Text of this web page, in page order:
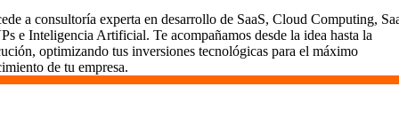
a consultoría experta en desarrollo de SaaS, Cloud Computing,
e Inteligencia Artificial. Te acompañamos desde la idea hasta la
optimizando tus inversiones tecnológicas para el máximo
de tu empresa.